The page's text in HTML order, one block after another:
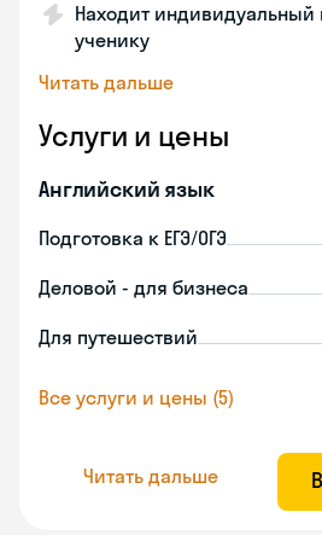
Находит
ученику
Читать дальше
Услуги и цены
Английский язык
Подготовка к ЕГЭ/ОГЭ
Деловой - для бизнеса
Для путешествий
Все услуги и цены (5)
Читать дальше